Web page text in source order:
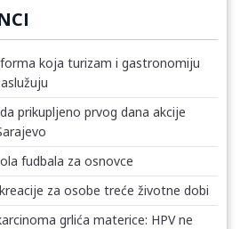
koja turizam i gastronomiju
prikupljeno prvog dana akcije
fudbala za osnovce
za osobe treće životne dobi
grlića materice: HPV ne